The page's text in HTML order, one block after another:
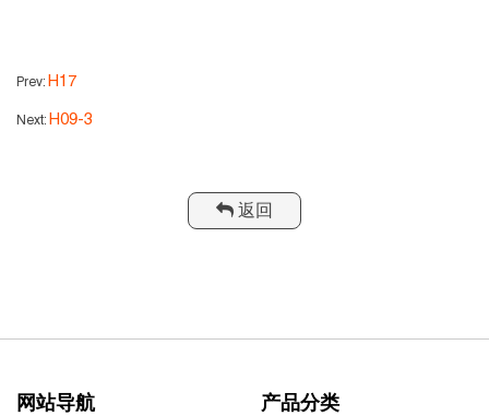
Prev: H17
Next: H09-3
返回
网站导航 产品分类